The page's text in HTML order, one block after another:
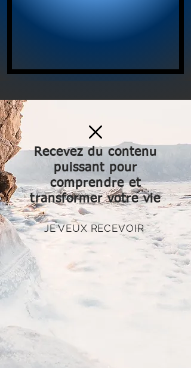
Recevez du contenu
puissant pour
comprendre et
transformer votre vie
JE VEUX RECEVOIR